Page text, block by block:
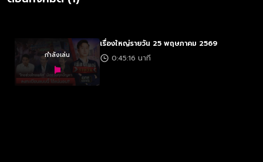
กำลังเล่น
เรื่องใหญ่รายวัน 25 พฤษภาคม 2569
0:45:16 นาที